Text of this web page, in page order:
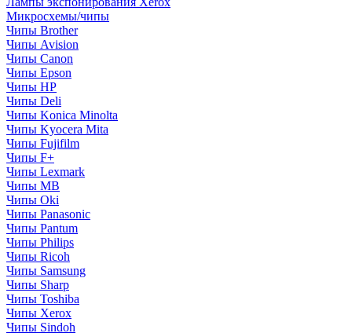
Микросхемы/чипы
Чипы Brother
Чипы Avision
Чипы Canon
Чипы Epson
Чипы HP
Чипы Deli
Чипы Konica Minolta
Чипы Kyocera Mita
Чипы Fujifilm
Чипы F+
Чипы Lexmark
Чипы MB
Чипы Oki
Чипы Panasonic
Чипы Pantum
Чипы Philips
Чипы Ricoh
Чипы Samsung
Чипы Sharp
Чипы Toshiba
Чипы Xerox
Чипы Sindoh